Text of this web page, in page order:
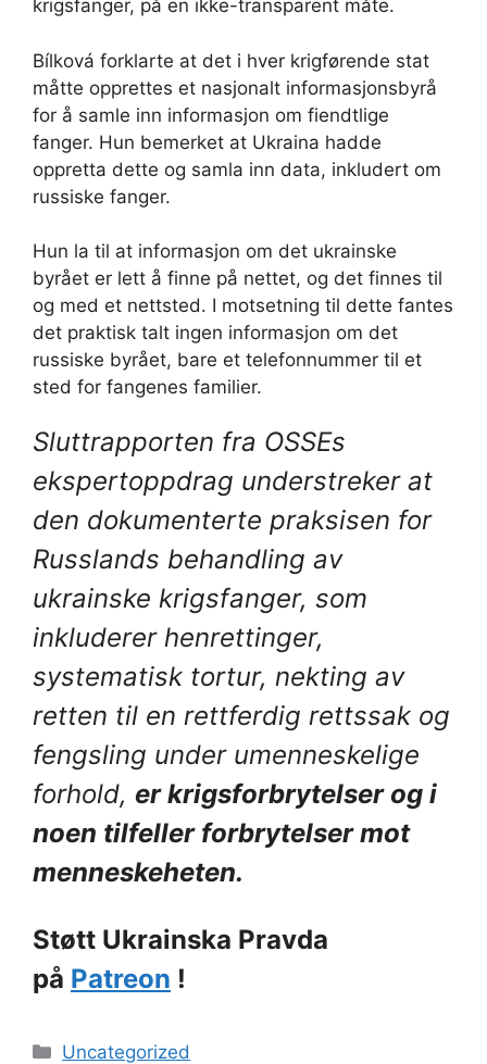
krigsfanger, på en ikke-transparent måte.
Bílková forklarte at det i hver krigførende stat
måtte opprettes et nasjonalt informasjonsbyrå
for å samle inn informasjon om fiendtlige
fanger. Hun bemerket at Ukraina hadde
oppretta dette og samla inn data, inkludert om
russiske fanger.
Hun la til at informasjon om det ukrainske
byrået er lett å finne på nettet, og det finnes til
og med et nettsted. I motsetning til dette fantes
det praktisk talt ingen informasjon om det
russiske byrået, bare et telefonnummer til et
sted for fangenes familier.
Sluttrapporten fra OSSEs
ekspertoppdrag understreker at
den dokumenterte praksisen for
Russlands behandling av
ukrainske krigsfanger, som
inkluderer henrettinger,
systematisk tortur, nekting av
retten til en rettferdig rettssak og
fengsling under umenneskelige
forhold, er krigsforbrytelser og i
noen tilfeller forbrytelser mot
menneskeheten.
Støtt Ukrainska Pravda
på Patreon !
Kategorier
Uncategorized